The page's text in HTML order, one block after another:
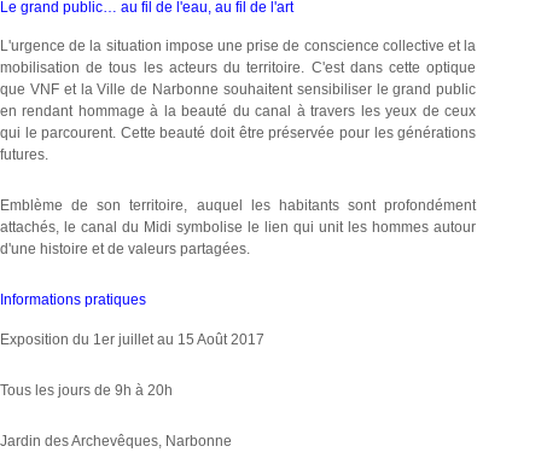
Le grand public… au fil de l'eau, au fil de l'art
L'urgence de la situation impose une prise de conscience collective et la
mobilisation de tous les acteurs du territoire. C'est dans cette optique
que VNF et la Ville de Narbonne souhaitent sensibiliser le grand public
en rendant hommage à la beauté du canal à travers les yeux de ceux
qui le parcourent. Cette beauté doit être préservée pour les générations
futures.
Emblème de son territoire, auquel les habitants sont profondément
attachés, le canal du Midi symbolise le lien qui unit les hommes autour
d'une histoire et de valeurs partagées.
Informations pratiques
Exposition du 1er juillet au 15 Août 2017
Tous les jours de 9h à 20h
Jardin des Archevêques, Narbonne